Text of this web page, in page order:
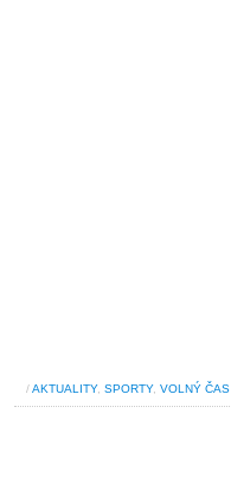
/AKTUALITY, SPORTY, VOLNÝ ČAS